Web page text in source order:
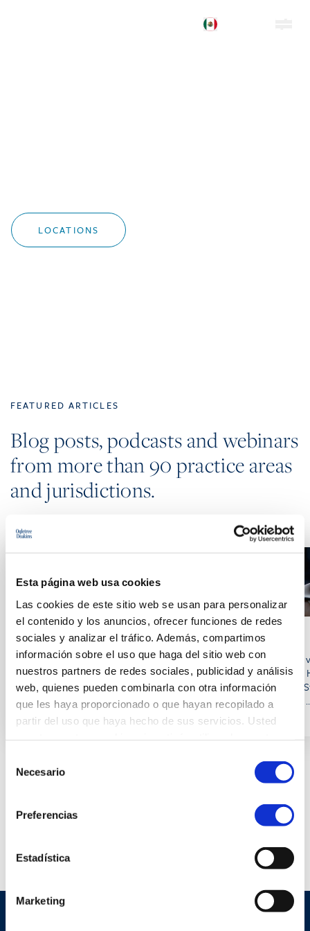
Esta página web usa cookies
Las cookies de este sitio web se usan para personalizar
el contenido y los anuncios, ofrecer funciones de redes
sociales y analizar el tráfico. Además, compartimos
información sobre el uso que haga del sitio web con
nuestros partners de redes sociales, publicidad y análisis
web, quienes pueden combinarla con otra información
que les haya proporcionado o que hayan recopilado a
partir del uso que haya hecho de sus servicios. Usted
Necesario
Preferencias
Estadística
Marketing
LOCATIONS
FEATURED ARTICLES
Blog posts, podcasts and webinars
from more than 90 practice areas
and jurisdictions.
Feb 2024
2024 Compliance
Guide for Employers
in Mexico
Jul 2023
Mandatory Vacation
Days Under Mexico’s
Federal Labor Law:
What Employers
Need to Know
Jun 2023
Mexican
Issues Final
and Safety
for Remote
Employees